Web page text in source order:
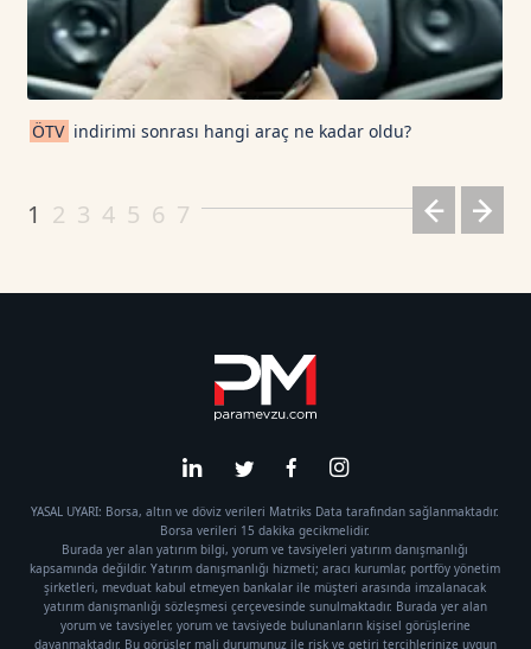
ÖTV indirimi sonrası hangi araç ne kadar oldu?
1 2 3 4 5 6 7
YASAL UYARI: Borsa, altın ve döviz verileri Matriks Data tarafından sağlanmaktadır.
Borsa verileri 15 dakika gecikmelidir.
Burada yer alan yatırım bilgi, yorum ve tavsiyeleri yatırım danışmanlığı
kapsamında değildir. Yatırım danışmanlığı hizmeti; aracı kurumlar, portföy yönetim
şirketleri, mevduat kabul etmeyen bankalar ile müşteri arasında imzalanacak
yatırım danışmanlığı sözleşmesi çerçevesinde sunulmaktadır. Burada yer alan
yorum ve tavsiyeler, yorum ve tavsiyede bulunanların kişisel görüşlerine
dayanmaktadır. Bu görüşler mali durumunuz ile risk ve getiri tercihlerinize uygun